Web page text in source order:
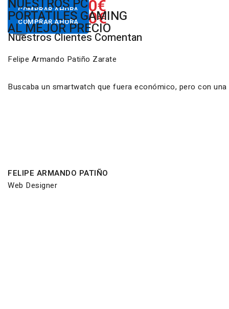
Desde650.00€
COMPRAR AHORA
NUESTROS PC
GAMING RGB
Desde822.00€
COMPRAR AHORA
PORTATILES GAMING
AL MEJOR PRECIO
Nuestros Clientes Comentan
Felipe Armando Patiño Zarate
Buscaba un smartwatch que fuera económico, pero con
FELIPE ARMANDO PATIÑO
Web Designer